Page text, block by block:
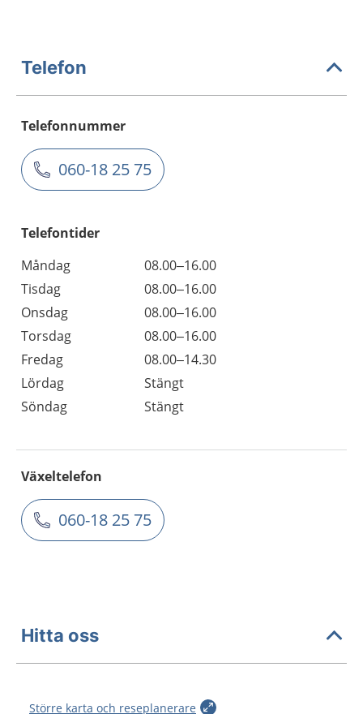
Telefon
Telefonnummer
060-18 25 75
Telefontider
Måndag
08.00–16.00
Tisdag
08.00–16.00
Onsdag
08.00–16.00
Torsdag
08.00–16.00
Fredag
08.00–14.30
Lördag
Stängt
Söndag
Stängt
Växeltelefon
060-18 25 75
Hitta oss
Större karta och reseplanerare